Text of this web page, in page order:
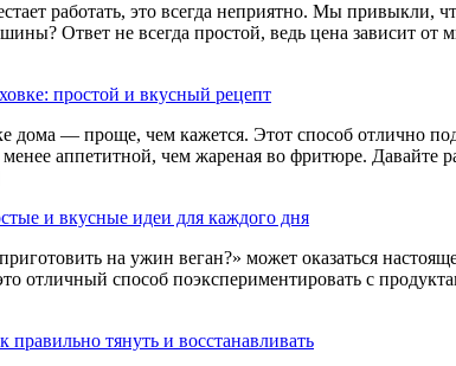
работать, это всегда неприятно. Мы привыкли,
Ответ не всегда простой, ведь цена зависит
простой и вкусный рецепт
дома — проще, чем кажется. Этот способ отлично
менее аппетитной, чем жареная во фритюре.
и вкусные идеи для каждого дня
на ужин веган?» может оказаться
отличный способ поэкспериментировать с
тянуть и восстанавливать